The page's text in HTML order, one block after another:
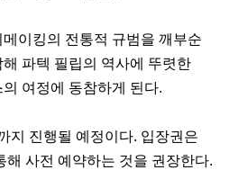
이킹의 전통적 규범을 깨부순
파텍 필립의 역사에 뚜렷한
여정에 동참하게 된다.
지 진행될 예정이다. 입장권은
해 사전 예약하는 것을 권장한다.